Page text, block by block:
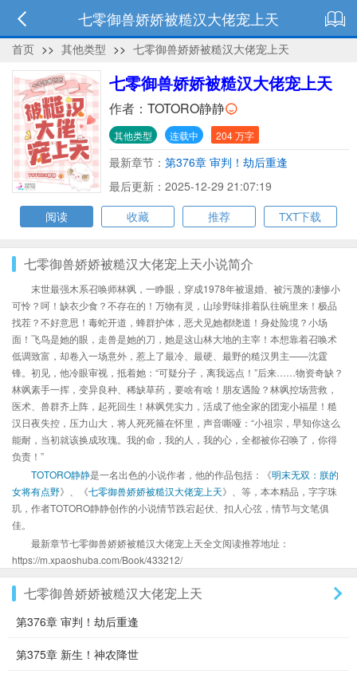
七零御兽娇娇被糙汉大佬宠上天
首页 >> 其他类型 >> 七零御兽娇娇被糙汉大佬宠上天
七零御兽娇娇被糙汉大佬宠上天
作者： TOTORO静静
其他类型 连载中 204 万字
最新章节： 第376章 审判！劫后重逢
最后更新：2025-12-29 21:07:19
阅读
收藏 推荐 TXT下载
七零御兽娇娇被糙汉大佬宠上天小说简介
末世最强木系召唤师林飒，一睁眼，穿成1978年被退婚、被污蔑的凄惨小
可怜？呵！缺衣少食？不存在的！万物有灵，山珍野味排着队往碗里来！极品
找茬？不好意思！毒蛇开道，蜂群护体，恶犬见她都绕道！身处险境？小场
面！飞鸟是她的眼，走兽是她的刀，她是这山林大地的主宰！本想靠着召唤术
低调致富，却卷入一场意外，惹上了最冷、最硬、最野的糙汉男主——沈霆
锋。初见，他冷眼审视，抵着她：“可疑分子，离我远点！”后来……物资奇缺？
林飒素手一挥，变异良种、稀缺草药，要啥有啥！朋友遇险？林飒控场营救，
医术、兽群齐上阵，起死回生！林飒凭实力，活成了他全家的团宠小福星！糙
汉日夜失控，压力山大，将人死死箍在怀里，声音嘶哑：“小祖宗，早知你这么
能耐，当初就该换成玫瑰。我的命，我的人，我的心，全都被你召唤了，你得
负责！”
TOTORO静静是一名出色的小说作者，他的作品包括：《明末无双：朕的
女将有点野》、《七零御兽娇娇被糙汉大佬宠上天》、等，本本精品，字字珠
玑，作者TOTORO静静创作的小说情节跌宕起伏、扣人心弦，情节与文笔俱
佳。
最新章节七零御兽娇娇被糙汉大佬宠上天全文阅读推荐地址：
https://m.xpaoshuba.com/Book/433212/
七零御兽娇娇被糙汉大佬宠上天
第376章 审判！劫后重逢
第375章 新生！神农降世